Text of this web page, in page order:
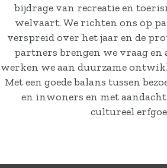
bijdrage van recreatie en
welvaart. We richten ons op
verspreid over het jaar en de
partners brengen we vraag en
werken we aan duurzame
Met een goede balans tussen
en inwoners en met
cultureel